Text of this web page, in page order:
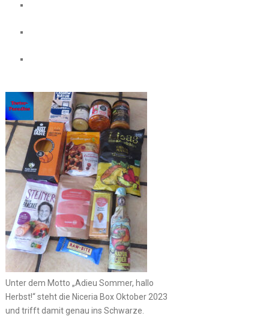
Unter dem Motto „Adieu Sommer, hallo
Herbst!“ steht die Niceria Box Oktober 2023
und trifft damit genau ins Schwarze.